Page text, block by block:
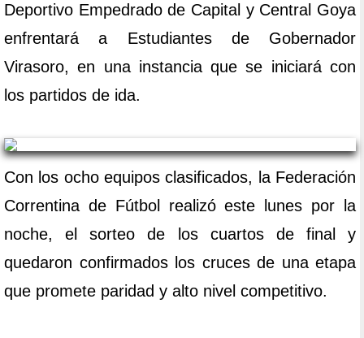
Deportivo Empedrado de Capital y Central Goya
enfrentará a Estudiantes de Gobernador
Virasoro, en una instancia que se iniciará con
los partidos de ida.
Con los ocho equipos clasificados, la Federación
Correntina de Fútbol realizó este lunes por la
noche, el sorteo de los cuartos de final y
quedaron confirmados los cruces de una etapa
que promete paridad y alto nivel competitivo.